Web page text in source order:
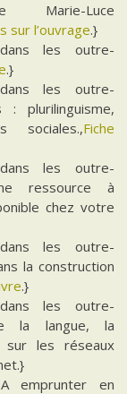
Marie-Luce
sur l’ouvrage.}
les outre-
.}
les outre-
: plurilinguisme,
sociales.,Fiche
les outre-
ressource à
chez votre
les outre-
la construction
.}
les outre-
la langue, la
les réseaux
emprunter en